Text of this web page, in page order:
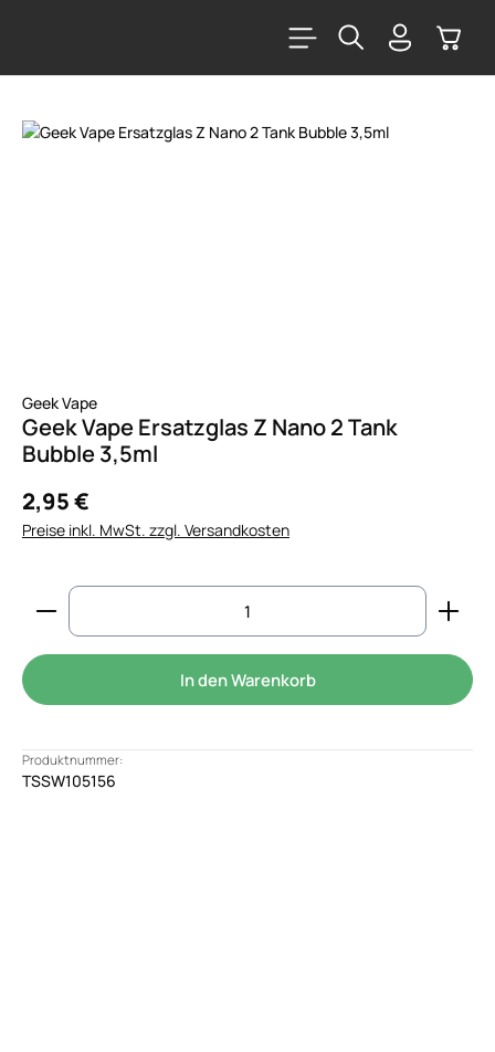
Bildergalerie überspringen
Geek Vape
Geek Vape Ersatzglas Z Nano 2 Tank
Bubble 3,5ml
2,95 €
Preise inkl. MwSt. zzgl. Versandkosten
Produkt Anzahl: Gib den gewünschten Wert
In den Warenkorb
Produktnummer:
TSSW105156